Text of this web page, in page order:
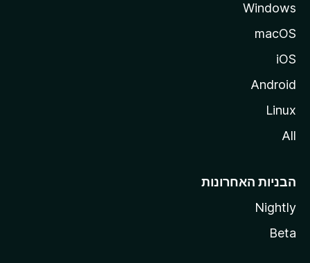
Windows
macOS
iOS
Android
Linux
All
הבניות האחרונות
Nightly
Beta